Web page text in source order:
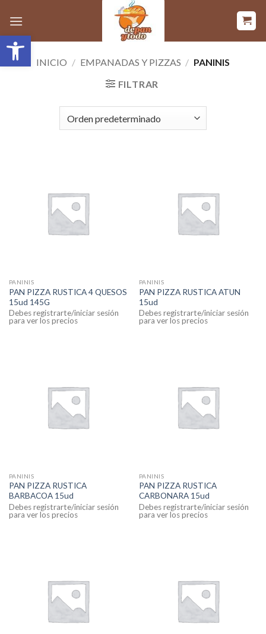
Abrir barra de herramientas
contenido
INICIO / EMPANADAS Y PIZZAS / PANINIS
FILTRAR
PANINIS
PAN PIZZA RUSTICA 4 QUESOS
15ud 145G
Debes registrarte/iniciar sesión
para ver los precios
PANINIS
PAN PIZZA RUSTICA ATUN
15ud
Debes registrarte/iniciar sesión
para ver los precios
PANINIS
PAN PIZZA RUSTICA
BARBACOA 15ud
Debes registrarte/iniciar sesión
para ver los precios
PANINIS
PAN PIZZA RUSTICA
CARBONARA 15ud
Debes registrarte/iniciar sesión
para ver los precios